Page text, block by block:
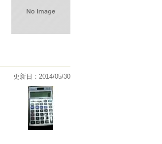
更新日：2014/05/30